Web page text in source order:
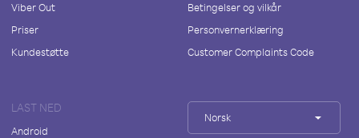
Viber Out
Priser
Kundestøtte
Betingelser og vilkår
Personvernerklæring
Customer Complaints Code
LAST NED
Android
Norsk